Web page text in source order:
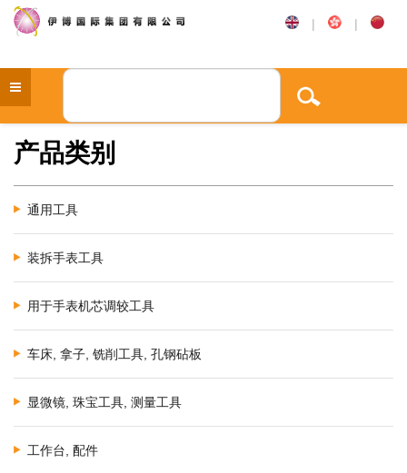
| |
产品类别
通用工具
装拆手表工具
用于手表机芯调较工具
车床, 拿子, 铣削工具, 孔钢砧板
显微镜, 珠宝工具, 测量工具
工作台, 配件